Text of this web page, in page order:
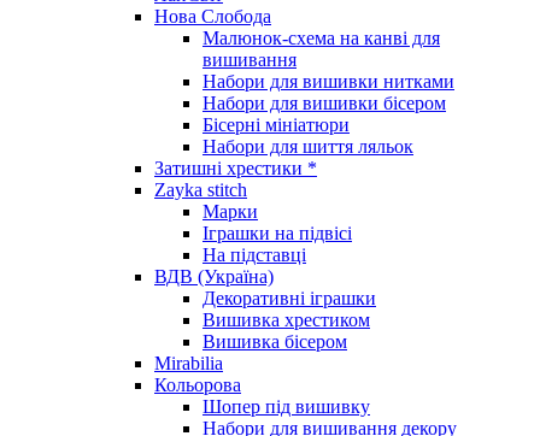
Нова Слобода
Малюнок-схема на канві для
вишивання
Набори для вишивки нитками
Набори для вишивки бісером
Бісерні мініатюри
Набори для шиття ляльок
Затишні хрестики *
Zayka stitch
Марки
Іграшки на підвісі
На підставці
ВДВ (Україна)
Декоративні іграшки
Вишивка хрестиком
Вишивка бісером
Mirabilia
Кольорова
Шопер під вишивку
Набори для вишивання декору